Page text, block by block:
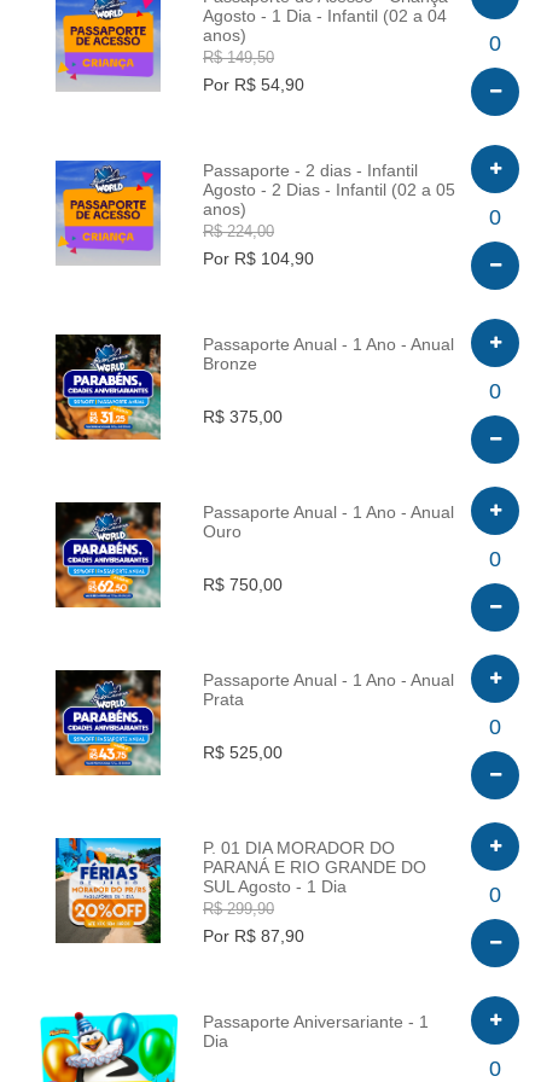
INFO
Agosto - 1 Dia - Infantil (02 a 04
anos)
R$ 149,50
Por R$ 54,90
0
INFO
Passaporte - 2 dias - Infantil
Agosto - 2 Dias - Infantil (02 a 05
anos)
R$ 224,00
Por R$ 104,90
0
INFO
Passaporte Anual - 1 Ano - Anual
Bronze
R$ 375,00
0
INFO
Passaporte Anual - 1 Ano - Anual
Ouro
R$ 750,00
0
INFO
Passaporte Anual - 1 Ano - Anual
Prata
R$ 525,00
0
INFO
P. 01 DIA MORADOR DO
PARANÁ E RIO GRANDE DO
SUL Agosto - 1 Dia
R$ 299,90
Por R$ 87,90
0
INFO
Passaporte Aniversariante - 1
Dia
0